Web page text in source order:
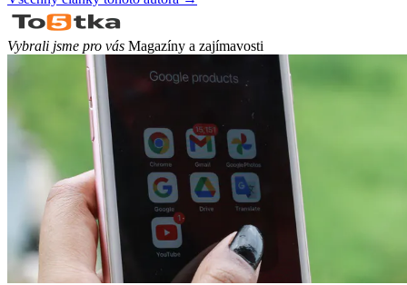
Vybrali jsme pro vás Magazíny a zajímavosti